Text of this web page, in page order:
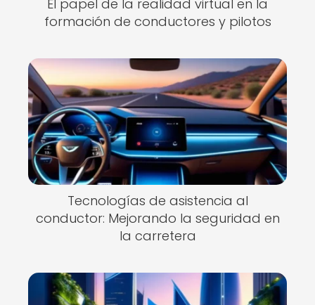
El papel de la realidad virtual en la
formación de conductores y pilotos
Tecnologías de asistencia al
conductor: Mejorando la seguridad en
la carretera